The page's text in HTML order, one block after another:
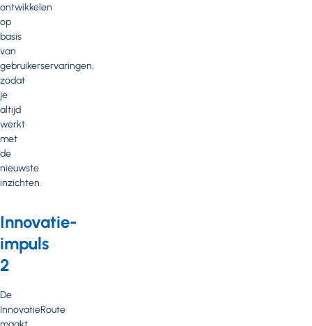
ontwikkelen
op
basis
van
gebruikerservaringen,
zodat
je
altijd
werkt
met
de
nieuwste
inzichten.
Innovatie-
impuls
2
De
InnovatieRoute